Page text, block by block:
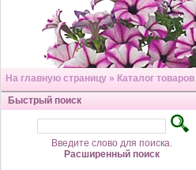
На главную страницу » Каталог товаров
Быстрый поиск
Введите слово для поиска.
Расширенный поиск